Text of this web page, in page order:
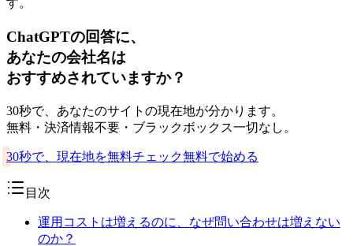
す。
ChatGPTの回答に、
あなたの会社名は
おすすめされていますか？
30秒で、あなたのサイトの現在地が分かります。
無料・決済情報不要・ブラックボックス一切なし。
30秒で、現在地を無料チェック無料で始める
目次
運用コストは増えるのに、なぜ問い合わせは増えない
のか？